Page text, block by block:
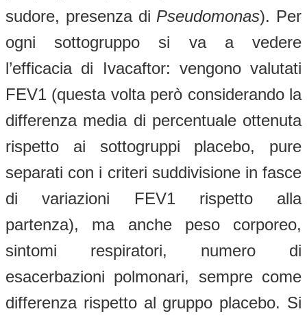
sudore, presenza di Pseudomonas). Per
ogni sottogruppo si va a vedere
l’efficacia di Ivacaftor: vengono valutati
FEV1 (questa volta però considerando la
differenza media di percentuale ottenuta
rispetto ai sottogruppi placebo, pure
separati con i criteri suddivisione in fasce
di variazioni FEV1 rispetto alla
partenza), ma anche peso corporeo,
sintomi respiratori, numero di
esacerbazioni polmonari, sempre come
differenza rispetto al gruppo placebo. Si